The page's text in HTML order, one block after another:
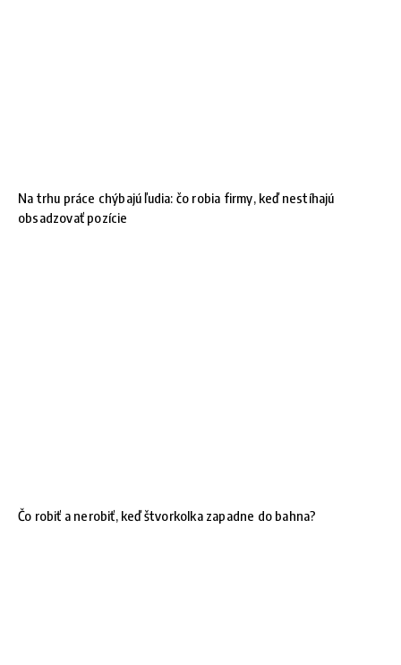
Na trhu práce chýbajú ľudia: čo robia firmy, keď nestíhajú
obsadzovať pozície
Čo robiť a nerobiť, keď štvorkolka zapadne do bahna?